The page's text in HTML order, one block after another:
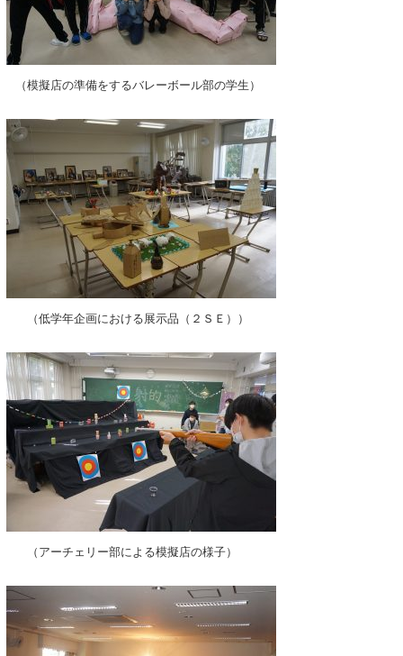
（模擬店の準備をするバレーボール部の学生）
（低学年企画における展示品（２ＳＥ））
（アーチェリー部による模擬店の様子）